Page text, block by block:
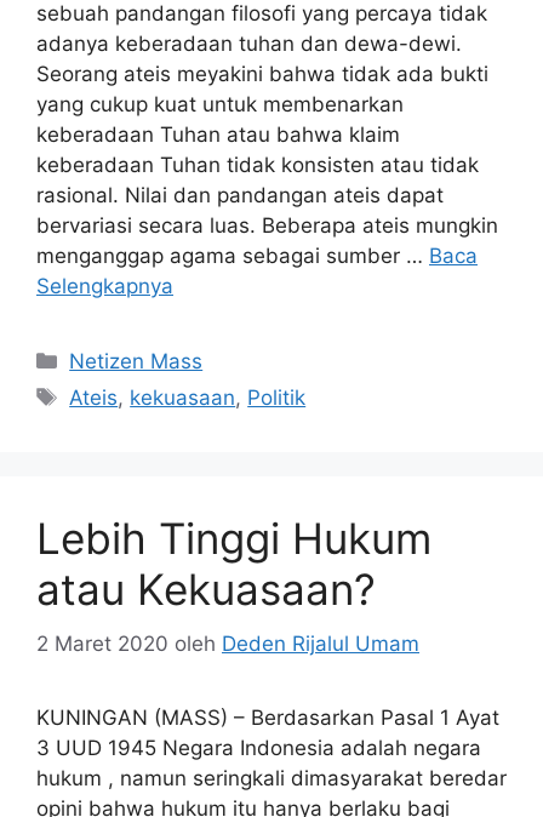
sebuah pandangan filosofi yang percaya tidak
adanya keberadaan tuhan dan dewa-dewi.
Seorang ateis meyakini bahwa tidak ada bukti
yang cukup kuat untuk membenarkan
keberadaan Tuhan atau bahwa klaim
keberadaan Tuhan tidak konsisten atau tidak
rasional. Nilai dan pandangan ateis dapat
bervariasi secara luas. Beberapa ateis mungkin
menganggap agama sebagai sumber … Baca
Selengkapnya
Kategori
Netizen Mass
Tag
Ateis, kekuasaan, Politik
Lebih Tinggi Hukum
atau Kekuasaan?
2 Maret 2020 oleh Deden Rijalul Umam
KUNINGAN (MASS) – Berdasarkan Pasal 1 Ayat
3 UUD 1945 Negara Indonesia adalah negara
hukum , namun seringkali dimasyarakat beredar
opini bahwa hukum itu hanya berlaku bagi